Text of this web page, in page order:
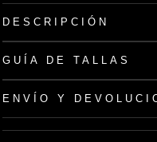
DESCRIPCIÓN
GUÍA DE TALLAS
ENVÍO Y